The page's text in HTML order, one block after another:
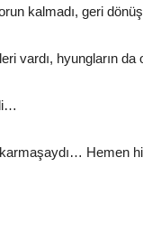
kalmadı, geri
vardı, hyungların
Hemen